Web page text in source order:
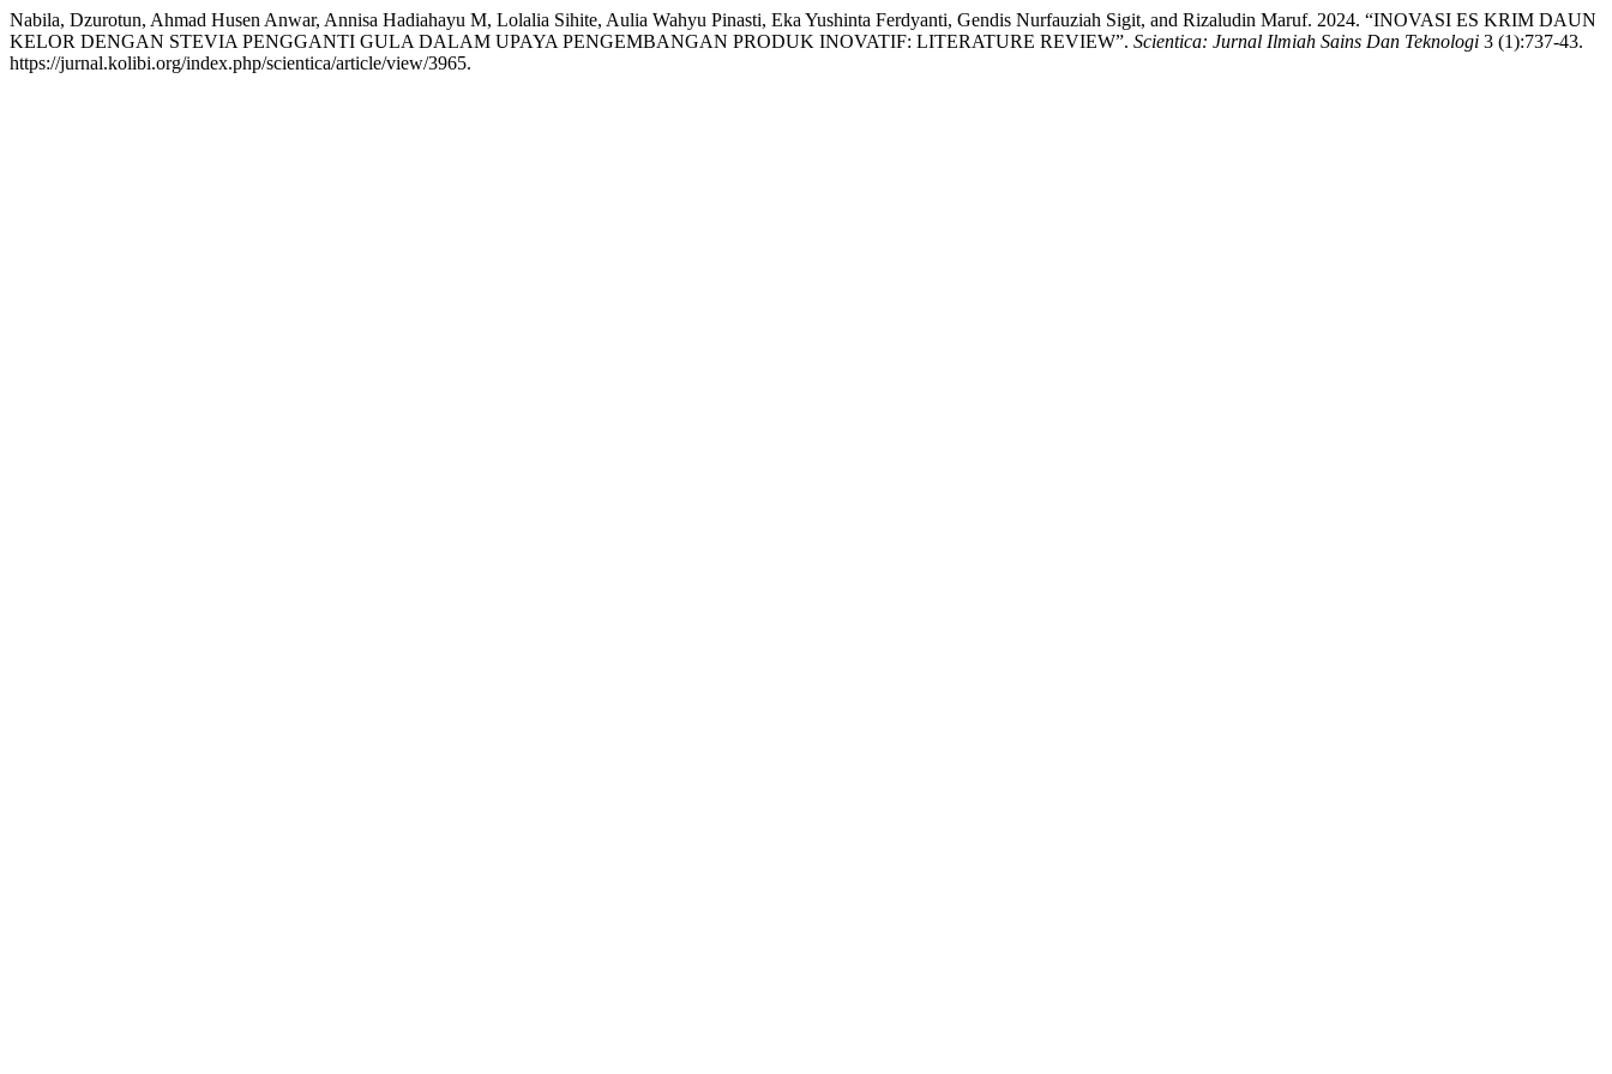
Nabila, Dzurotun, Ahmad Husen Anwar, Annisa Hadiahayu M, Lolalia Sihite, Aulia Wahyu Pinasti, Eka Yushinta Ferdyanti, Gendis Nurfauziah Sigit, and Rizaludin Maruf. 2024. “INOVASI ES KRIM DAUN
KELOR DENGAN STEVIA PENGGANTI GULA DALAM UPAYA PENGEMBANGAN PRODUK INOVATIF: LITERATURE REVIEW”. Scientica: Jurnal Ilmiah Sains Dan Teknologi 3 (1):737-43.
https://jurnal.kolibi.org/index.php/scientica/article/view/3965.